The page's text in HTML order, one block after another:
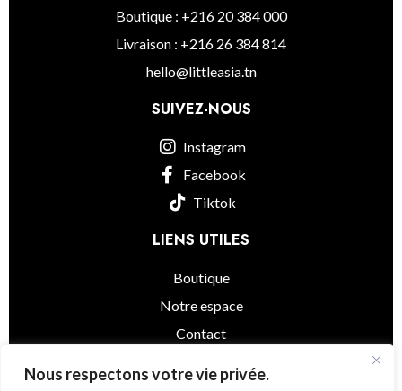
Nous respectons votre vie privée.
Boutique : +216 20 384 000
Livraison : +216 26 384 814
hello@littleasia.tn
SUIVEZ-NOUS
Instagram
Facebook
Tiktok
LIENS UTILES
Boutique
Notre espace
Contact